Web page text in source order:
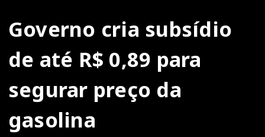
Governo cria subsídio
de até R$ 0,89 para
segurar preço da
gasolina